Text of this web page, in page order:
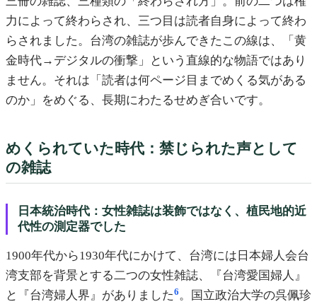
力によって終わらされ、三つ目は読者自身によって終わ
らされました。台湾の雑誌が歩んできたこの線は、「黄
金時代→デジタルの衝撃」という直線的な物語ではあり
ません。それは「読者は何ページ目までめくる気がある
のか」をめぐる、長期にわたるせめぎ合いです。
めくられていた時代：禁じられた声として
の雑誌
日本統治時代：女性雑誌は装飾ではなく、植民地的近
代性の測定器でした
1900年代から1930年代にかけて、台湾には日本婦人会台
湾支部を背景とする二つの女性雑誌、『台湾愛国婦人』
と『台湾婦人界』がありました6。国立政治大学の呉佩珍